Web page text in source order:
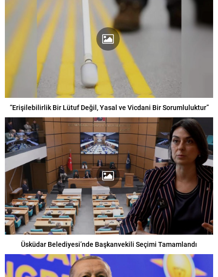
“Erişilebilirlik Bir Lütuf Değil, Yasal ve Vicdani Bir Sorumluluktur”
Üsküdar Belediyesi’nde Başkanvekili Seçimi Tamamlandı